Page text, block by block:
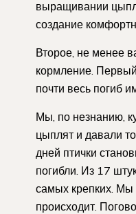
выращивании
создание
Второе, не менее
кормление.
почти весь погиб
Мы, по незнанию,
цыплят и давали
дней птички
погибли. Из 17
самых крепких. Мы
происходит.